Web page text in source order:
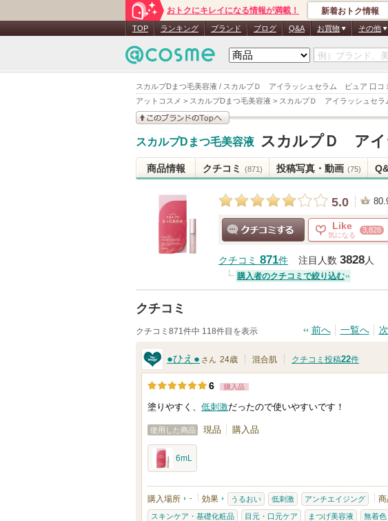
スカルプDまつ毛美容液 / スカルプＤ アイラッシュセラム ピュア 口コ
アットコスメ > スカルプDまつ毛美容液 > スカルプＤ アイラッシュセ
おトクにキレイになる情報が満載！ 新着おトク情報
TOP ランキング ブランド ブログ Q&A お買物 その他
このブランドの情報を
スカルプDまつ毛美容液 スカルプＤ ア
商品情報 クチコミ (871) 投稿写真・動画 (75)
5.0
Like
気になる
3,828
クチコミ 871件 注目人数 3828人
購入者のクチコミで絞り込む
クチコミ
クチコミ871件中 118件目を表示 前へ 一覧へ
●ひえ● さん 24歳 混合肌 クチコミ投稿22件
6 購入品
塗りやすく、 低刺激だったので使いやすいです！
使用した商品 現品 購入品
6mL
購入場所 - 効果 うるおい 低刺激 アンチエイジング 商
スキンケア・基礎化粧品 目元・口元ケア まつげ美容液 無着色